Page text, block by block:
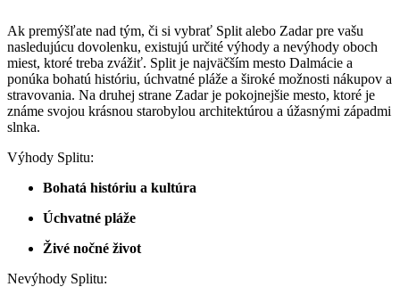
Ak premýšľate nad tým, či si vybrať Split alebo Zadar pre vašu
nasledujúcu dovolenku, existujú určité výhody a nevýhody oboch
miest, ktoré treba zvážiť. Split je najväčším mesto Dalmácie a
ponúka bohatú históriu, úchvatné pláže a široké možnosti nákupov a
stravovania. Na druhej strane Zadar je pokojnejšie mesto, ktoré je
známe svojou krásnou starobylou architektúrou a úžasnými západmi
slnka.
Výhody Splitu:
Bohatá históriu a kultúra
Úchvatné pláže
Živé nočné život
Nevýhody Splitu: